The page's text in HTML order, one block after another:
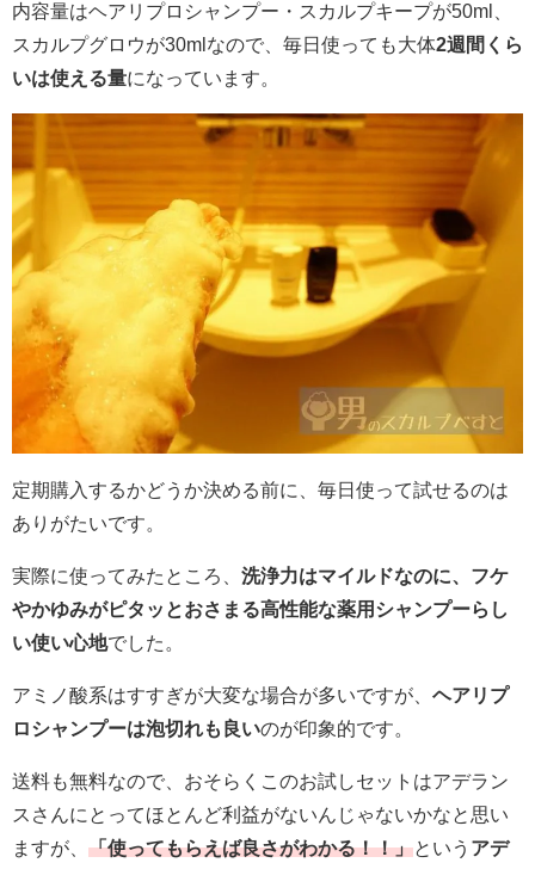
内容量はヘアリプロシャンプー・スカルプキープが50ml、
スカルプグロウが30mlなので、毎日使っても大体2週間くら
いは使える量になっています。
定期購入するかどうか決める前に、毎日使って試せるのは
ありがたいです。
実際に使ってみたところ、 洗浄力はマイルドなのに、フケ
やかゆみがピタッとおさまる高性能な薬用シャンプーらし
い使い心地でした。
アミノ酸系はすすぎが大変な場合が多いですが、 ヘアリプ
ロシャンプーは泡切れも良いのが印象的です。
送料も無料なので、おそらくこのお試しセットはアデラン
スさんにとってほとんど利益がないんじゃないかなと思い
ますが、 「使ってもらえば良さがわかる！！」という アデ